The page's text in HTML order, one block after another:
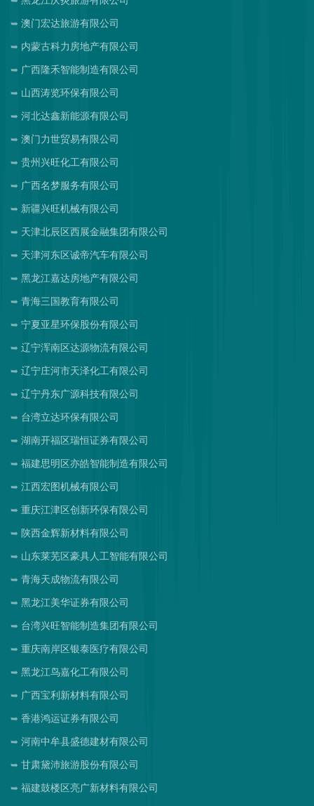
澳门宏达旅游有限公司
内蒙古科力房地产有限公司
广西隆禾智能制造有限公司
山西涛览环保有限公司
河北达鑫新能源有限公司
澳门力世贸易有限公司
贵州兴旺化工有限公司
广西名梦服务有限公司
新疆兴旺机械有限公司
天津北辰区西展金融集团有限公司
天津河东区诚帝汽车有限公司
黑龙江嘉达房地产有限公司
青海三国教育有限公司
宁夏亚星环保股份有限公司
辽宁浑南区达源物流有限公司
辽宁庄河市天泽化工有限公司
辽宁丹东广源科技有限公司
台湾立达环保有限公司
湖南开福区瑞恒证券有限公司
福建思明区亦皓智能制造有限公司
江西宏图机械有限公司
重庆江津区创新环保有限公司
陕西金辉新材料有限公司
山东莱芜区豪具人工智能有限公司
青海天成物流有限公司
黑龙江美华证券有限公司
台湾兴旺智能制造集团有限公司
重庆南岸区银泰医疗有限公司
黑龙江鸟嘉化工有限公司
广西宝利新材料有限公司
香港鸿运证券有限公司
河南中牟县盛德建材有限公司
甘肃黛沛旅游股份有限公司
福建鼓楼区亮广新材料有限公司